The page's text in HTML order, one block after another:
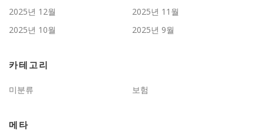
2025년 12월
2025년 11월
2025년 10월
2025년 9월
카테고리
미분류 보험
메타